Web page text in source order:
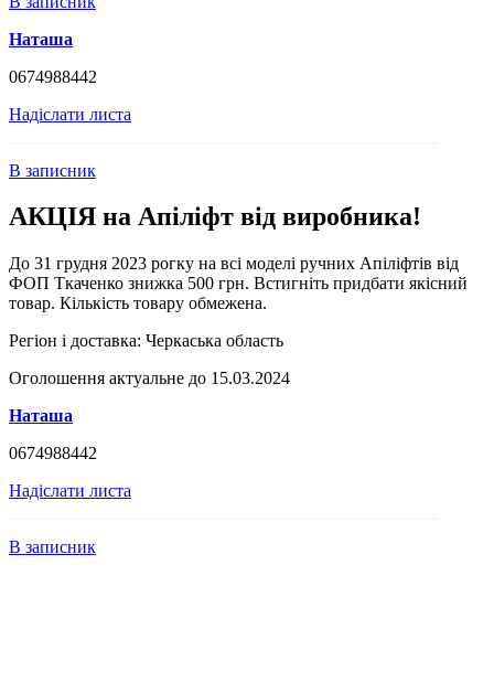
Наташа
0674988442
Надіслати листа
В записник
АКЦІЯ на Апіліфт від виробника!
До 31 грудня 2023 рогку на всі моделі ручних Апіліфтів від
ФОП Ткаченко знижка 500 грн. Встигніть придбати якісний
товар. Кількість товару обмежена.
Регіон і доставка: Черкаська область
Оголошення актуальне до 15.03.2024
Наташа
0674988442
Надіслати листа
В записник